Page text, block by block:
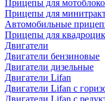
Прицепы для
Прицепы для
Автомобильные
Прицепы для
Двигатели
Двигатели бензиновые
Двигатели дизельные
Двигатели Lifan
Двигатели Lifan с
Двигатели Lifan с